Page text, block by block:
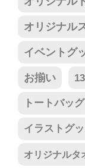
オリジナル
イベントグ
お揃い
トートバッグ
イラストグ
オリジナルタ